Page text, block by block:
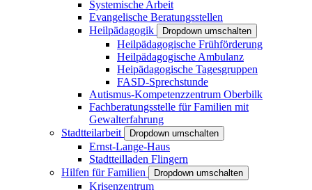
Systemische Arbeit
Evangelische Beratungsstellen
Heilpädagogik
Dropdown umschalten
Heilpädagogische Frühförderung
Heilpädagogische Ambulanz
Heipädagogische Tagesgruppen
FASD-Sprechstunde
Autismus-Kompetenzzentrum Oberbilk
Fachberatungsstelle für Familien mit
Gewalterfahrung
Stadtteilarbeit
Dropdown umschalten
Ernst-Lange-Haus
Stadtteilladen Flingern
Hilfen für Familien
Dropdown umschalten
Krisenzentrum